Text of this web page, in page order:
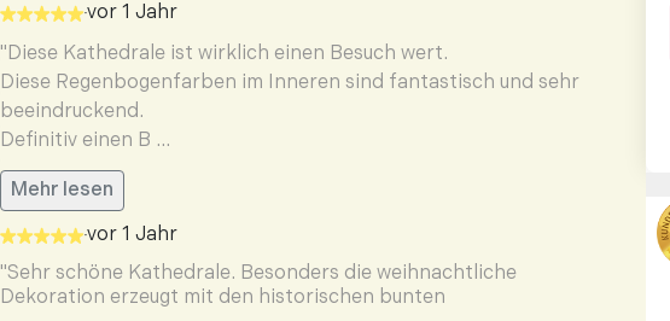
•vor 1 Jahr
"Diese Kathedrale ist wirklich einen Besuch wert.
Diese Regenbogenfarben im Inneren sind fantastisch und sehr
beeindruckend.
Definitiv einen B ...
Mehr lesen
•vor 1 Jahr
"Sehr schöne Kathedrale. Besonders die weihnachtliche
Dekoration erzeugt mit den historischen bunten